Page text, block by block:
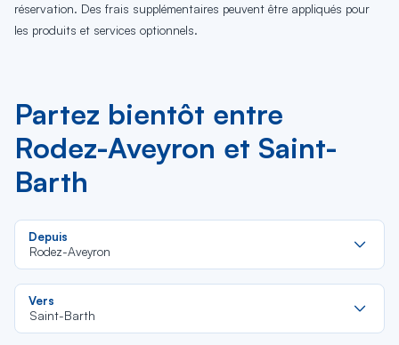
réservation. Des frais supplémentaires peuvent être appliqués pour
les produits et services optionnels.
Partez bientôt entre
Rodez-Aveyron et Saint-
Barth
Depuis
Rodez-Aveyron
Vers
Saint-Barth